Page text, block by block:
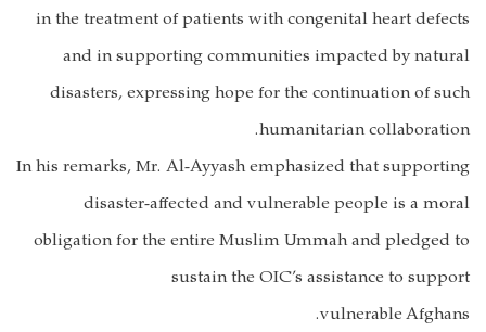
in the treatment of patients with congenital heart defects
and in supporting communities impacted by natural
disasters, expressing hope for the continuation of such
humanitarian collaboration.
In his remarks, Mr. Al-Ayyash emphasized that supporting
disaster-affected and vulnerable people is a moral
obligation for the entire Muslim Ummah and pledged to
sustain the OIC’s assistance to support
vulnerable Afghans.